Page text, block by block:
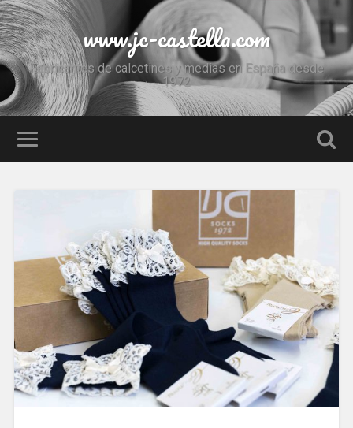
www.jc-castella.com
Fabricantes de calcetines y medias en España desde
1972